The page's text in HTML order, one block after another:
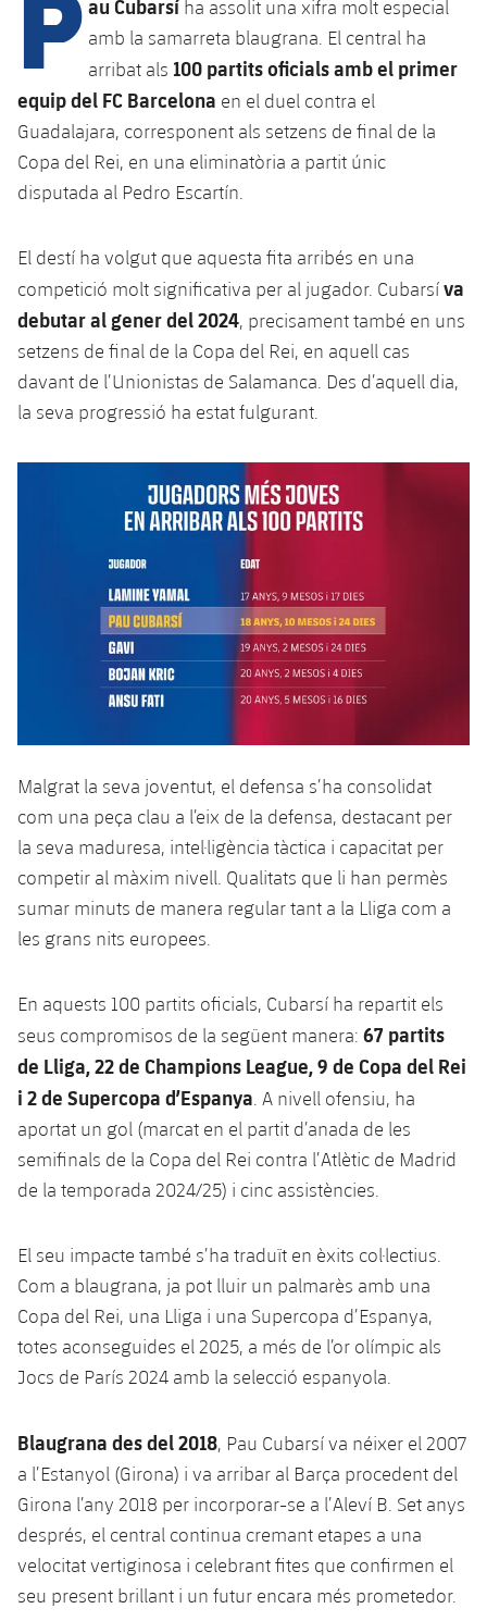
plusicon
més
Instal·lacions
Spotify Camp Nou
Palau Blaugrana
Estadi Johan Cruyff
Barça Cafe
Ciutat Esportiva
plusicon
més
Serveis Mèdics
Accessibilitat
Acreditacions
Instal·lacions
SUB13
SUB12
SUB11 A
SUB11 B
SUB10 A
SUB10 B
SUB9 B
SUB8 B
SUB13 B
SUB12 C
SUB11 C
Entrades
Gameday Shows
Resultats
Jugadors
Fotos
Història
Base
Barça Atlètic
Cadet A
Infantil A
Infantil B
Mini
Campus Estiu
Primer Equip
plusicon
més
Actualitat
Entrades
Resultats
Història
Palmarès
Barça Atlètic
plusicon
més
Calendari
Resultats
Classificació
Jugadors
Fotos
Base
plusicon
més
Actualitat
Juvenil
Cadet A
Cadet B
Infantil A
Infantil B
PLUSICON
MÉS
Primer equip
plusicon
més
Actualitat
Entrades
Resultats
Classificació
Jugadors
Fotos
Palmarès
Història
Barça Atlètic
Actualitat
Calendari
Resultats
Jugadors
Classificació
Juvenil
Cadet
Infantil
PLUSICON
Primer equip
plusicon
més
Actualitat
Entrades
Resultats
Classificació
Fotos
Història
Palmarès
Actualitat
Calendari
Resultats
Jugadors
Classificació
Base
plusicon
més
Actualitat
Barça C
Junior
Juvenil
Infantil
Aleví
Campus Estiu
PLUSICON
MÉS
Informació general
Notícies
Atletisme
Actualitat
Masculí
Femení
Bàsquet en cadira de rodes
plusicon
més
Actualitat
Jugadors
Resultats
Classificació
Hockey gel
plusicon
més
Actualitat
Jugadors
Calendari
Resultats
Hoquei herba
plusicon
més
Notícies
Hockey Herba Masculí
Hockey Herba Femení
Patinatge artístic
plusicon
més
Actualitat
Plantilla
Escola de Patinatge
Rugby
plusicon
més
Jugadors
Calendari
Resultats
Voleibol
plusicon
més
Notícies
Voleibol masculí
Voleibol femení
Apunta't a les amateurs
plusicon
més
Apunta't a les amateurs
Carnet de l'Esportista Amateur
PLUSICON
MÉS
League of Legends
au Cubarsí ha assolit una xifra molt especial
amb la samarreta blaugrana. El central ha
arribat als 100 partits oficials amb el primer
equip del FC Barcelona en el duel contra el
Guadalajara, corresponent als setzens de final de la
Copa del Rei, en una eliminatòria a partit únic
disputada al Pedro Escartín.
El destí ha volgut que aquesta fita arribés en una
competició molt significativa per al jugador. Cubarsíva
debutar al gener del 2024, precisament també en uns
setzens de final de la Copa del Rei, en aquell cas
davant de l’Unionistas de Salamanca. Des d’aquell dia,
la seva progressió ha estat fulgurant.
Malgrat la seva joventut, el defensa s’ha consolidat
com una peça clau a l’eix de la defensa, destacant per
la seva maduresa, intel·ligència tàctica i capacitat per
competir al màxim nivell. Qualitats que li han permès
sumar minuts de manera regular tant a la Lliga com a
les grans nits europees.
En aquests 100 partits oficials, Cubarsí ha repartit els
seus compromisos de la següent manera: 67 partits
de Lliga, 22 de Champions League, 9 de Copa del Rei
i 2 de Supercopa d’Espanya . A nivell ofensiu, ha
aportat un gol (marcat en el partit d’anada de les
semifinals de la Copa del Rei contra l’Atlètic de Madrid
de la temporada 2024/25) i cinc assistències.
El seu impacte també s’ha traduït en èxits col·lectius.
Com a blaugrana, ja pot lluir un palmarès amb una
Copa del Rei, una Lliga i una Supercopa d’Espanya,
totes aconseguides el 2025, a més de l’or olímpic als
Jocs de París 2024 amb la selecció espanyola.
Blaugrana des del 2018, Pau Cubarsí va néixer el 2007
a l’Estanyol (Girona) i va arribar al Barça procedent del
Girona l’any 2018 per incorporar-se a l’Aleví B. Set anys
després, el central continua cremant etapes a una
velocitat vertiginosa i celebrant fites que confirmen el
seu present brillant i un futur encara més prometedor.